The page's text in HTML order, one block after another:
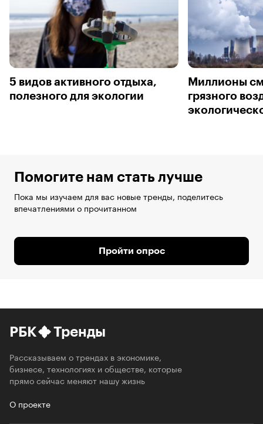
5 видов активного отдыха,
полезного для экологии
Миллионы
грязного
Помогите нам стать лучше
Пока мы изучаем для вас новые тренды, поделитесь
впечатлениями о прочитанном
Пройти опрос
РБК Тренды
Рассказываем о трендах в экономике,
бизнесе, технологиях и обществе, которые
прямо сейчас меняют нашу жизнь
О проекте